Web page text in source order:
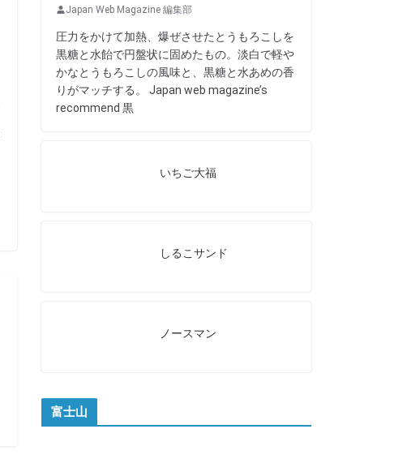
Japan Web Magazine 編集部
圧力をかけて加熱、爆ぜさせたとうもろこしを
黒糖と水飴で円盤状に固めたもの。淡白で軽や
かなとうもろこしの風味と、黒糖と水あめの香
りがマッチする。 Japan web magazine’s
recommend 黒
いちご大福
しるこサンド
ノースマン
富士山